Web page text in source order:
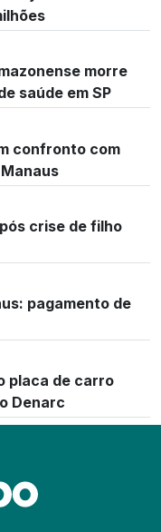
morre
saúde em SP
confronto com
crise de filho
pagamento de
placa de carro
Denarc